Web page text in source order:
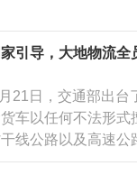
引导，大地物流全
21日，交通部出台
车以任何不法形式
线公路以及高速公